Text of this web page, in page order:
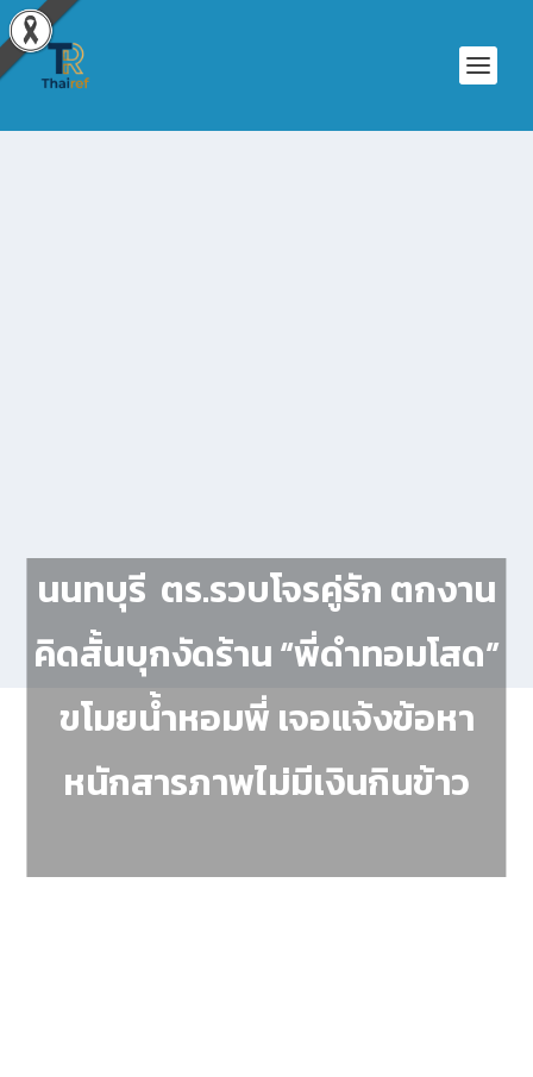
นนทบุรี ตร.รวบโจรคู่รัก ตกงาน
คิดสั้นบุกงัดร้าน “พี่ดำทอมโสด”
ขโมยน้ำหอมพี่ เจอแจ้งข้อหา
หนักสารภาพไม่มีเงินกินข้าว